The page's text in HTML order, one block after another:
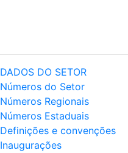
DADOS DO SETOR
Números do Setor
Números Regionais
Números Estaduais
Definições e convenções
Inaugurações